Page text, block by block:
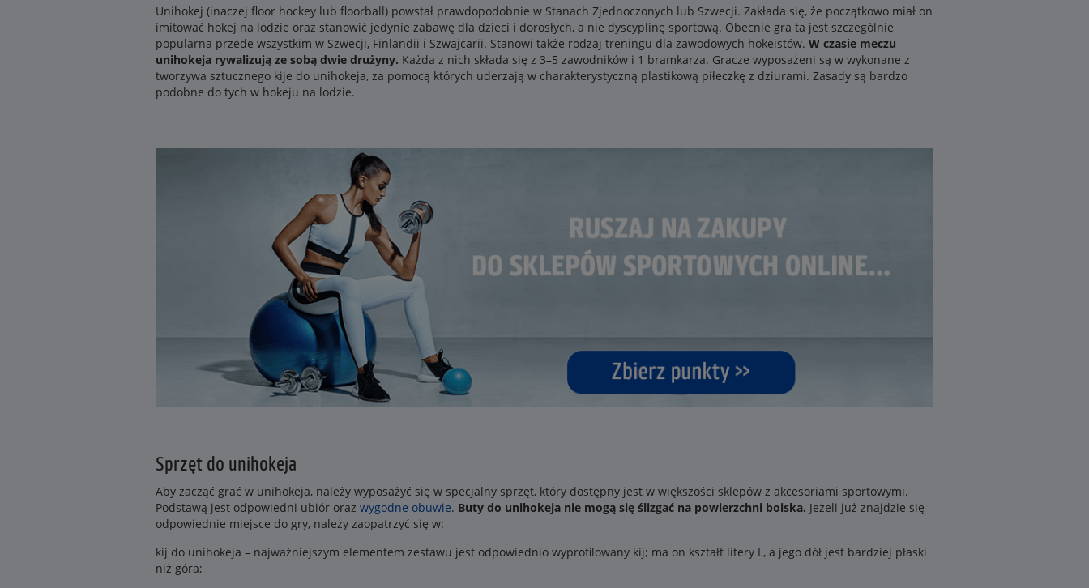
Unihokej (inaczej floor hockey lub floorball) powstał prawdopodobnie w Stanach Zjednoczonych lub Szwecji. Zakłada się, że początkowo miał on
imitować hokej na lodzie oraz stanowić jedynie zabawę dla dzieci i dorosłych, a nie dyscyplinę sportową. Obecnie gra ta jest szczególnie
popularna przede wszystkim w Szwecji, Finlandii i Szwajcarii. Stanowi także rodzaj treningu dla zawodowych hokeistów. W czasie meczu
unihokeja rywalizują ze sobą dwie drużyny. Każda z nich składa się z 3–5 zawodników i 1 bramkarza. Gracze wyposażeni są w wykonane z
tworzywa sztucznego kije do unihokeja, za pomocą których uderzają w charakterystyczną plastikową piłeczkę z dziurami. Zasady są bardzo
podobne do tych w hokeju na lodzie.
Sprzęt do unihokeja
Aby zacząć grać w unihokeja, należy wyposażyć się w specjalny sprzęt, który dostępny jest w większości sklepów z akcesoriami sportowymi.
Podstawą jest odpowiedni ubiór oraz wygodne obuwie. Buty do unihokeja nie mogą się ślizgać na powierzchni boiska. Jeżeli już znajdzie się
odpowiednie miejsce do gry, należy zaopatrzyć się w:
kij do unihokeja – najważniejszym elementem zestawu jest odpowiednio wyprofilowany kij; ma on kształt litery L, a jego dół jest bardziej płaski
niż góra;